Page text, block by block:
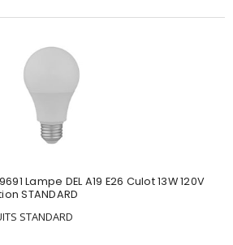
Lampe DEL A19 E26 Culot 13W 120V
STANDARD
STANDARD